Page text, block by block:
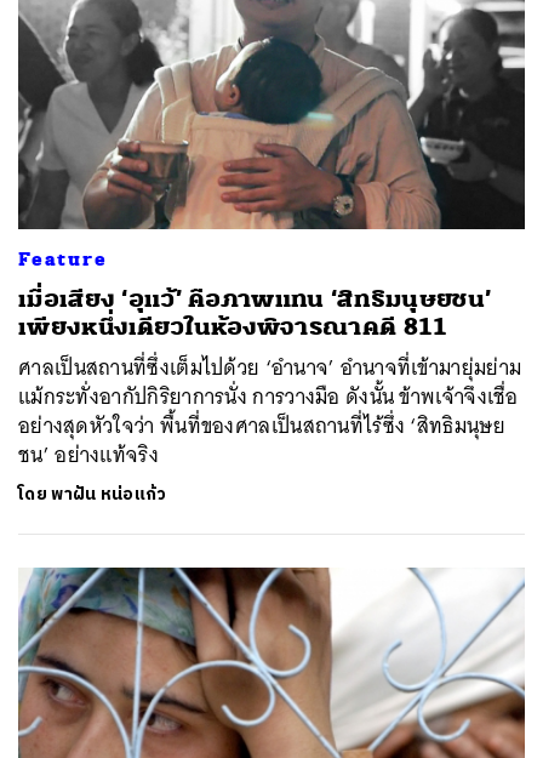
Feature
เมื่อเสียง ‘อุแว้’ คือภาพแทน ‘สิทธิมนุษยชน’
เพียงหนึ่งเดียวในห้องพิจารณาคดี 811
ศาลเป็นสถานที่ซึ่งเต็มไปด้วย ‘อำนาจ’ อำนาจที่เข้ามายุ่มย่าม
แม้กระทั่งอากัปกิริยาการนั่ง การวางมือ ดังนั้น ข้าพเจ้าจึงเชื่อ
อย่างสุดหัวใจว่า พื้นที่ของศาลเป็นสถานที่ไร้ซึ่ง ‘สิทธิมนุษย
ชน’ อย่างแท้จริง
โดยพาฝัน หน่อแก้ว